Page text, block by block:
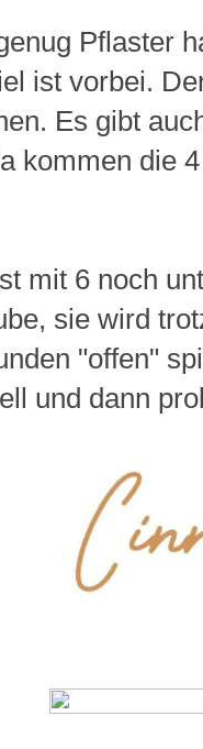
Pflaster
ist vorbei.
Es gibt
kommen die
mit 6 noch
sie wird
"offen"
und dann